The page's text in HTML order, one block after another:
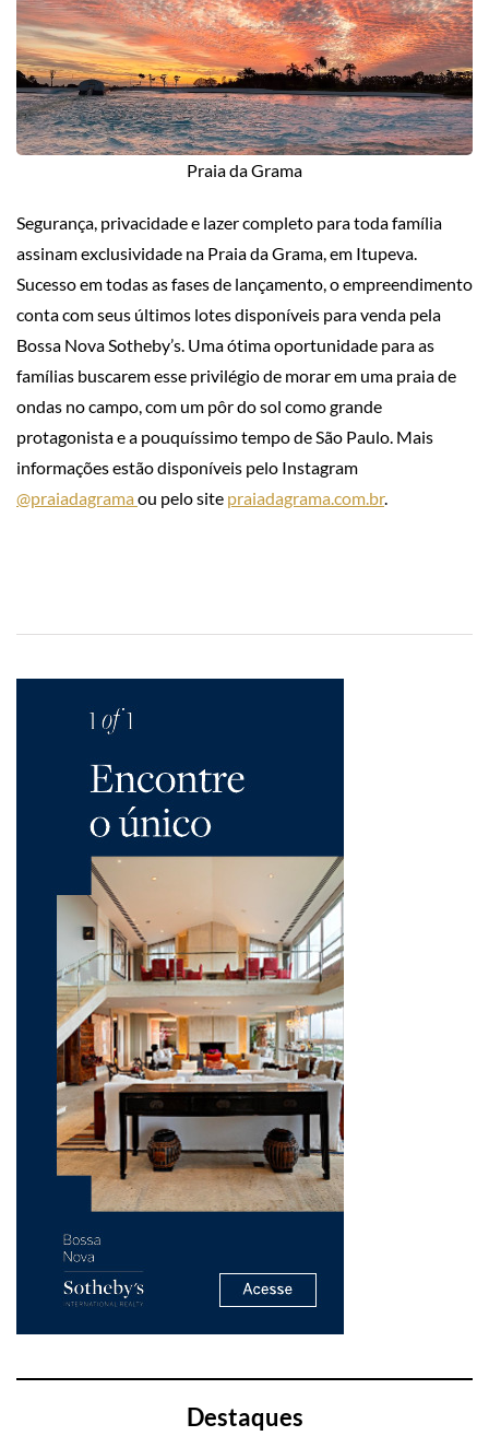
Praia da Grama
Segurança, privacidade e lazer completo para toda família
assinam exclusividade na Praia da Grama, em Itupeva.
Sucesso em todas as fases de lançamento, o empreendimento
conta com seus últimos lotes disponíveis para venda pela
Bossa Nova Sotheby’s. Uma ótima oportunidade para as
famílias buscarem esse privilégio de morar em uma praia de
ondas no campo, com um pôr do sol como grande
protagonista e a pouquíssimo tempo de São Paulo. Mais
informações estão disponíveis pelo Instagram
@praiadagramaou pelo site praiadagrama.com.br.
Destaques